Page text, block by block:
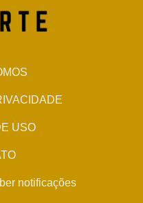
USO
notificações